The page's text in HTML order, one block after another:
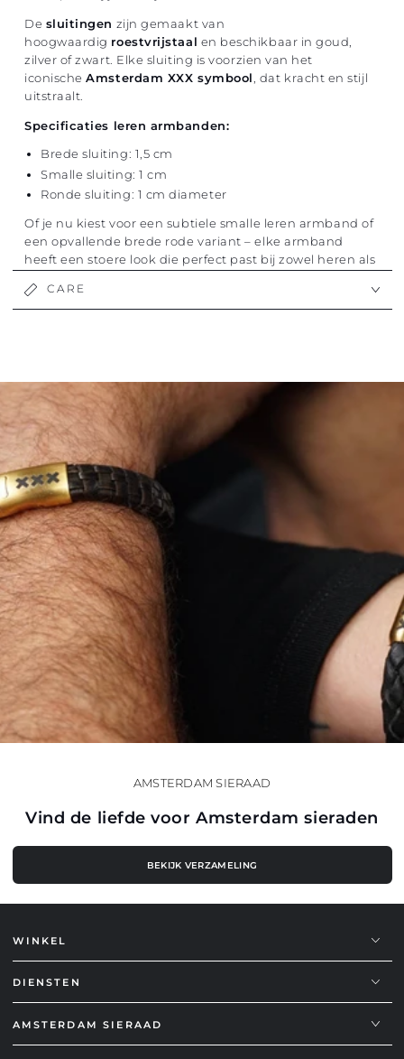
De sluitingen zijn gemaakt van
hoogwaardig roestvrijstaal en beschikbaar in goud,
zilver of zwart. Elke sluiting is voorzien van het
iconischeAmsterdam XXX symbool , dat kracht en stijl
uitstraalt.
Specificaties leren armbanden:
Brede sluiting: 1,5 cm
Smalle sluiting: 1 cm
Ronde sluiting: 1 cm diameter
Of je nu kiest voor een subtiele smalle leren armband of
een opvallende brede rode variant – elke armband
heeft een stoere look die perfect past bij zowel heren als
Extra persoonlijk – graveren mogelijk
ideaal als
De combinatie van echt leer en roestvrijstaal
deze armbanden duurzaam, stijlvol en geschikt voor
dagelijks gebruik. Met de Amsterdam XXX
detailsdraag je altijd een stukje van de stad bij je.
CARE
AMSTERDAM SIERAAD
Vind de liefde voor Amsterdam sieraden
BEKIJK VERZAMELING
WINKEL
DIENSTEN
AMSTERDAM SIERAAD